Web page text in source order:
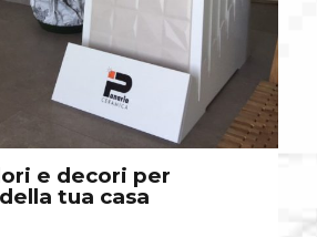
e decori per
tua casa